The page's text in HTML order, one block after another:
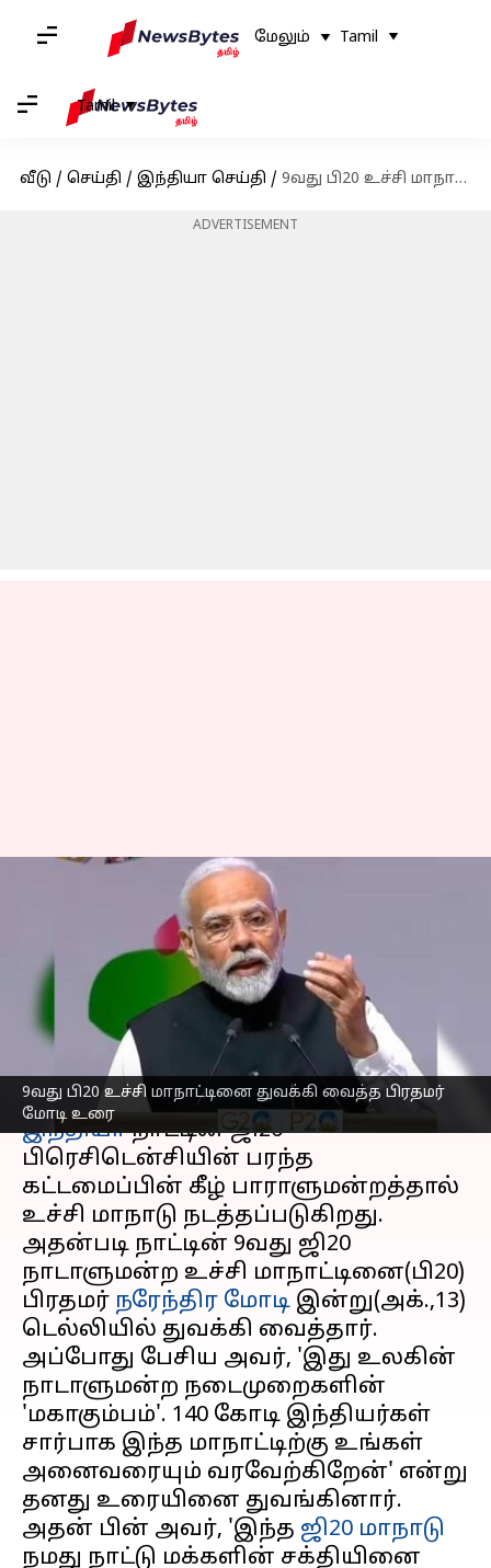
மேலும் Tamil
Tamil
வீடு / செய்தி / இந்தியா செய்தி / 9வது பி20 உச்சி மாநாட்டினை துவக்கி வைத்த பிரதமர் மோடி உரை
ADVERTISEMENT
9வது பி20 உச்சி மாநாட்டினை துவக்கி வைத்த பிரதமர்
மோடி உரை
9வது பி20 உச்சி
மாநாட்டினை துவக்கி
வைத்த பிரதமர் மோடி
உரை
எழுதியவர் Nivetha P Oct 13, 2023 03:56 pm
செய்தி முன்னோட்டம்
இந்தியாநாட்டின் ஜி20
பிரெசிடென்சியின் பரந்த
கட்டமைப்பின் கீழ் பாராளுமன்றத்தால்
உச்சி மாநாடு நடத்தப்படுகிறது.
அதன்படி நாட்டின் 9வது ஜி20
நாடாளுமன்ற உச்சி மாநாட்டினை(பி20)
பிரதமர் நரேந்திர மோடி இன்று(அக்.,13)
டெல்லியில் துவக்கி வைத்தார்.
அப்போது பேசிய அவர், 'இது உலகின்
நாடாளுமன்ற நடைமுறைகளின்
'மகாகும்பம்'. 140 கோடி இந்தியர்கள்
சார்பாக இந்த மாநாட்டிற்கு உங்கள்
அனைவரையும் வரவேற்கிறேன்' என்று
தனது உரையினை துவங்கினார்.
அதன் பின் அவர், 'இந்த ஜி20 மாநாடு
நமது நாட்டு மக்களின் சக்தியினை